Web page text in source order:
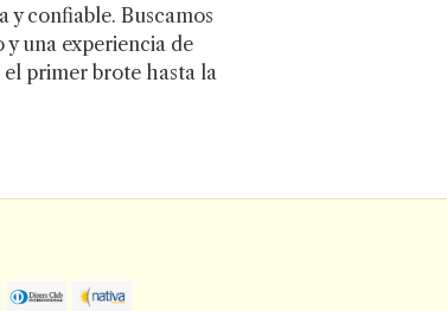
y confiable. Buscamos
una experiencia de
primer brote hasta la